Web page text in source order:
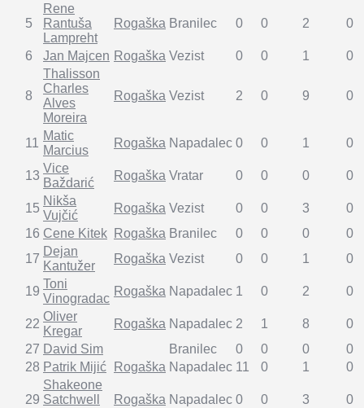
5
Rene
Rantuša
Lampreht
Rogaška Branilec 0 0 2 0
6 Jan Majcen Rogaška Vezist 0 0 1 0
8
Thalisson
Charles
Alves
Moreira
Rogaška Vezist 2 0 9 0
11
Matic
Marcius
Rogaška Napadalec 0 0 1 0
13
Vice
Baždarić
Rogaška Vratar 0 0 0 0
15
Nikša
Vujčić
Rogaška Vezist 0 0 3
0
16 Cene Kitek Rogaška Branilec 0 0 0
0
17
Dejan
Kantužer
Rogaška Vezist 0 0 1 0
19
Toni
Vinogradac
Rogaška Napadalec 1 0 2 0
22
Oliver
Kregar
Rogaška Napadalec 2 1 8
0
27 David Sim Branilec 0 0 0
0
28 Patrik Mijić Rogaška Napadalec 11 0 1 0
29
Shakeone
Satchwell
Rogaška Napadalec 0 0 3 0